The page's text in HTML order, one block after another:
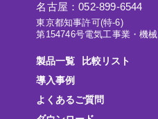
名古屋：052-899-6544
東京都知事許可(特-6)
第154746号電気工事業・機
製品一覧
比較リスト
導入事例
よくあるご質問